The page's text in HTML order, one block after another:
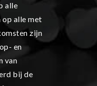
alle
op alle met
zijn
en
van
bij de